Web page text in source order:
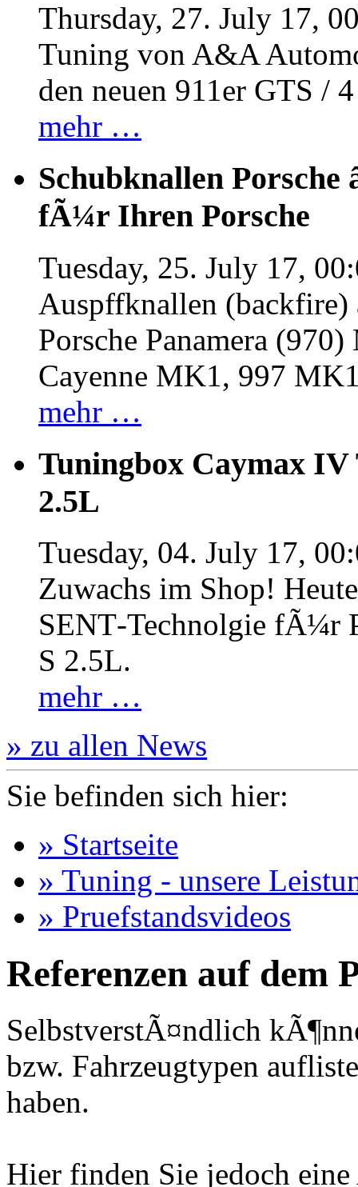
Thursday, 27. July 17,
Tuning von A&A
den neuen 911er GTS /
mehr …
Schubknallen Porsche
fÃ¼r Ihren Porsche
Tuesday, 25. July 17,
Auspffknallen
Porsche Panamera
Cayenne MK1, 997
mehr …
Tuningbox Caymax IV
2.5L
Tuesday, 04. July 17,
Zuwachs im Shop!
SENT‐Technolgie fÃ¼r
S 2.5L.
mehr …
» zu allen News
Sie befinden sich hier:
» Startseite
» Tuning - unsere
» Pruefstandsvideos
Referenzen auf dem
SelbstverstÃ¤ndlich
bzw. Fahrzeugtypen
haben.
Hier finden Sie jedoch